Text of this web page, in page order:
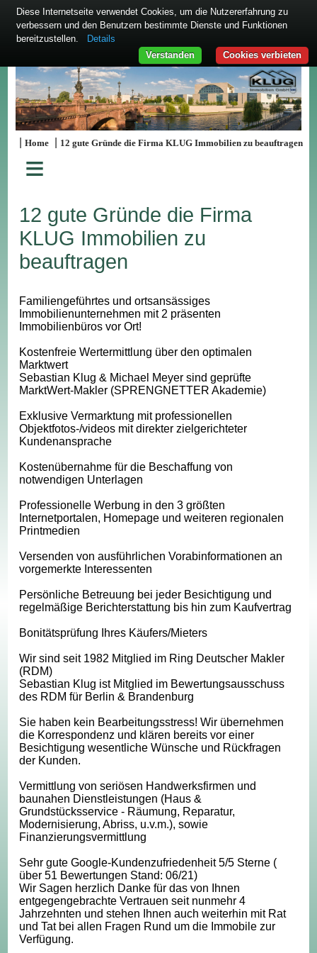
|Home 12 gute Gründe die Firma KLUG Immobilien zu beauftragen
≡
12 gute Gründe die Firma
KLUG Immobilien zu
beauftragen
Familiengeführtes und ortsansässiges
Immobilienunternehmen mit 2 präsenten
Immobilienbüros vor Ort!
Kostenfreie Wertermittlung über den optimalen
Marktwert
Sebastian Klug & Michael Meyer sind geprüfte
MarktWert-Makler (SPRENGNETTER Akademie)
Exklusive Vermarktung mit professionellen
Objektfotos-/videos mit direkter zielgerichteter
Kundenansprache
Kostenübernahme für die Beschaffung von
notwendigen Unterlagen
Professionelle Werbung in den 3 größten
Internetportalen, Homepage und weiteren regionalen
Printmedien
Versenden von ausführlichen Vorabinformationen an
vorgemerkte Interessenten
Persönliche Betreuung bei jeder Besichtigung und
regelmäßige Berichterstattung bis hin zum Kaufvertrag
Bonitätsprüfung Ihres Käufers/Mieters
Wir sind seit 1982 Mitglied im Ring Deutscher Makler
(RDM)
Sebastian Klug ist Mitglied im Bewertungsausschuss
des RDM für Berlin & Brandenburg
Sie haben kein Bearbeitungsstress! Wir übernehmen
die Korrespondenz und klären bereits vor einer
Besichtigung wesentliche Wünsche und Rückfragen
der Kunden.
Vermittlung von seriösen Handwerksfirmen und
baunahen Dienstleistungen (Haus &
Grundstücksservice - Räumung, Reparatur,
Modernisierung, Abriss, u.v.m.), sowie
Finanzierungsvermittlung
Sehr gute Google-Kundenzufriedenheit 5/5 Sterne (
über 51 Bewertungen Stand: 06/21)
Wir Sagen herzlich Danke für das von Ihnen
entgegengebrachte Vertrauen seit nunmehr 4
Jahrzehnten und stehen Ihnen auch weiterhin mit Rat
und Tat bei allen Fragen Rund um die Immobile zur
Verfügung.
Diese Internetseite verwendet Cookies, um die Nutzererfahrung zu
verbessern und den Benutzern bestimmte Dienste und Funktionen
bereitzustellen.
Details
Cookies verbieten
Verstanden